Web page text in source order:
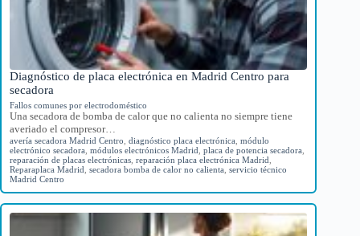
Diagnóstico de placa electrónica en Madrid Centro para
secadora
Fallos comunes por electrodoméstico
Una secadora de bomba de calor que no calienta no siempre tiene
averiado el compresor…
avería secadora Madrid Centro diagnóstico placa electrónica módulo
electrónico secadora módulos electrónicos Madrid placa de potencia secadora
reparación de placas electrónicas reparación placa electrónica Madrid
Reparaplaca Madrid
secadora bomba de calor no calienta servicio técnico
Madrid Centro